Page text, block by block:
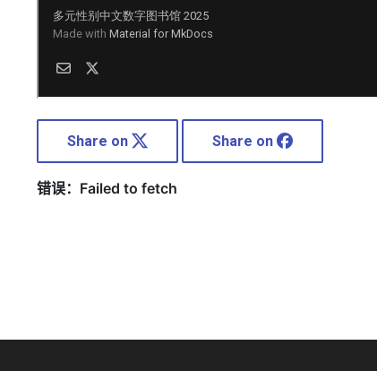
Share on Share on